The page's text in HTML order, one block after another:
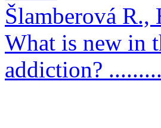
Šlamberová
What is new in
addiction?